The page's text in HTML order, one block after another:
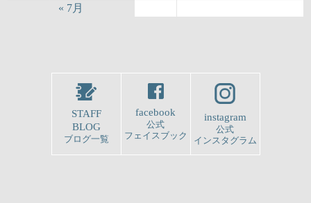
« 7月
STAFF
BLOG
ブログ一覧
facebook
公式
フェイスブック
instagram
公式
インスタグラム